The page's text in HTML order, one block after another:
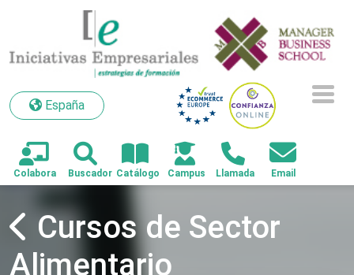
España
España
Cursos de Sector
Alimentario